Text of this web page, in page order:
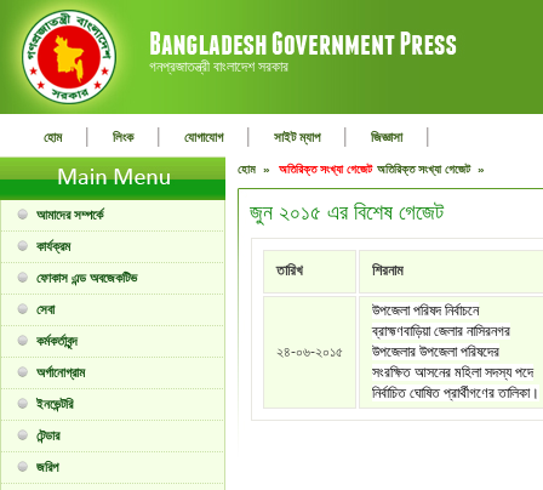
গনপ্রজাতন্ত্রী বাংলাদেশ সরকার
হোম | লিংক | যোগাযোগ | সাইট ম্যাপ | জিজ্ঞাসা |
আমাদের সম্পর্কে
কার্যক্রম
ফোকাস এন্ড অবজেকটিভ
সেবা
কর্মকর্তাবৃন্দ
অর্গানোগ্রাম
ইনভেন্টরি
টেন্ডার
জরিপ
হোম » অতিরিক্ত সংখ্যা গেজেট অতিরিক্ত সংখ্যা গেজেট »
জুন ২০১৫ এর বিশেষ গেজেট
তারিখ শিরনাম
২৪-০৬-২০১৫
উপজেলা পরিষদ নির্বাচনে
ব্রাহ্মণবাড়িয়া জেলার নাসিরনগর
উপজেলার উপজেলা পরিষদের
সংরক্ষিত আসনের মহিলা সদস্য পদে
নির্বাচিত ঘোষিত প্রার্থীগণের তালিকা।